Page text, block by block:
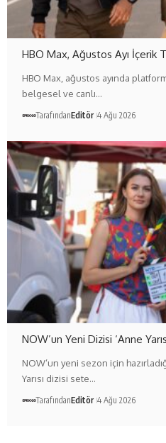
HBO Max, Ağustos Ayı İçerik
HBO Max, ağustos ayında
belgesel ve canlı…
TarafındanEditör 4 Ağu 2026
NOW’un Yeni Dizisi ‘Anne
NOW’un yeni sezon için
Yarısı dizisi sete…
TarafındanEditör 4 Ağu 2026